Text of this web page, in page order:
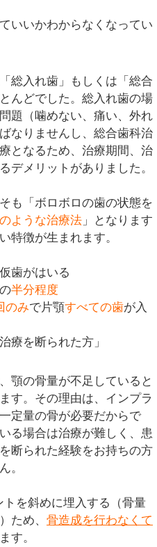
いいかわからなくなってい
総入れ歯 」もしくは「 総合
んどでした。総入れ歯の場
題（噛めない、痛い、外れ
なりませんし、総合歯科治
となるため、治療期間、治
デメリットがありました。
も「 ボロボロの歯の状態を
ような治療法 」となります
特徴が生まれます。
歯がはいる
半分程度
のみで片顎すべての歯が入
療を断られた方」
顎の骨量が不足していると
す。その理由は、インプラ
定量の骨が必要だからで
る場合は治療が難しく、患
断られた経験をお持ちの方
。
を斜めに埋入する（骨量
ため、 骨造成を行わなくて
す。